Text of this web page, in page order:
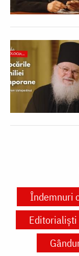
Îndemnuri
Editorialiști